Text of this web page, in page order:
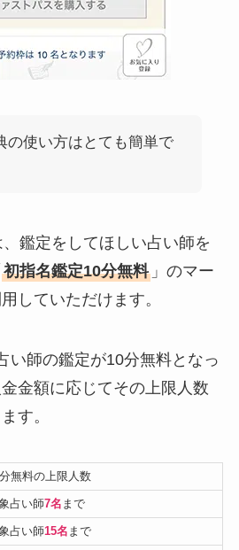
の使い方はとても簡単で
鑑定をしてほしい占い師を
初指名鑑定10分無料」のマー
していただけます。
い師の鑑定が10分無料となっ
金額に応じてその上限人数
す。
無料の上限人数
占い師7名 まで
占い師15名 まで